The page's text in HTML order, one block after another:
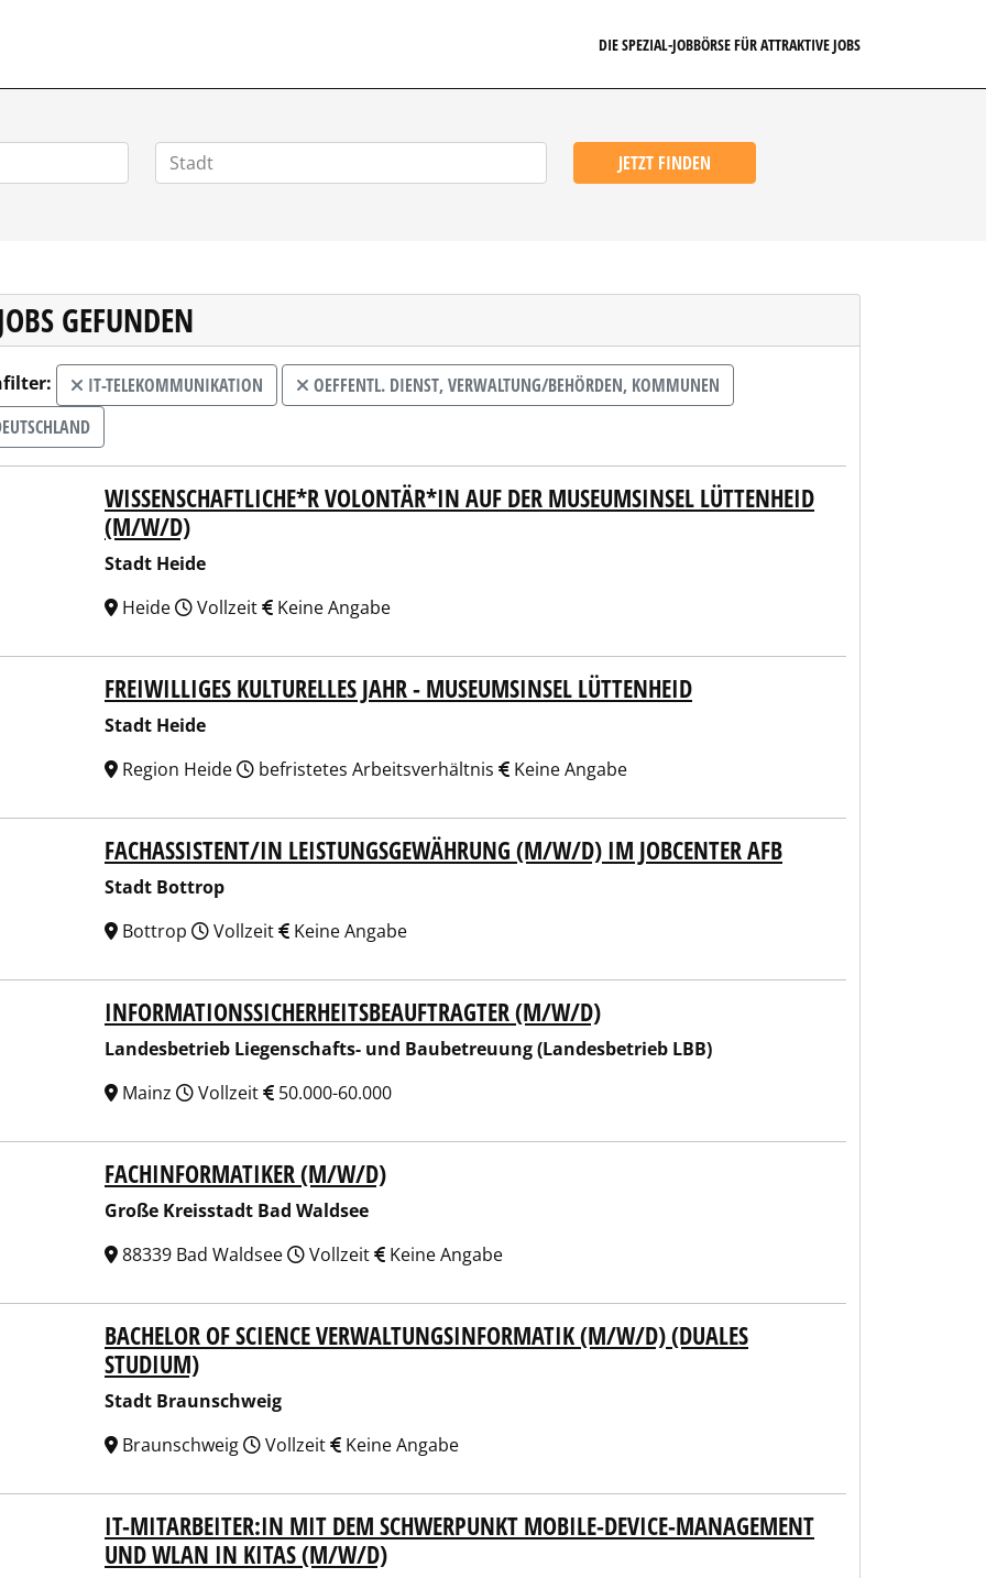
DIE SPEZIAL-JOBBÖRSE FÜR ATTRAKTIVE JOBS
JETZT FINDEN
GEFUNDEN
IT-TELEKOMMUNIKATION
OEFFENTL. DIENST, VERWALTUNG/BEHÖRDEN, KOMMUNEN
WISSENSCHAFTLICHE*R VOLONTÄR*IN AUF DER MUSEUMSINSEL LÜTTENHEID
(M/W/D)
Stadt Heide
Heide
Vollzeit Keine Angabe
FREIWILLIGES KULTURELLES JAHR - MUSEUMSINSEL LÜTTENHEID
Stadt Heide
Region Heide
befristetes Arbeitsverhältnis Keine Angabe
FACHASSISTENT/IN LEISTUNGSGEWÄHRUNG (M/W/D) IM JOBCENTER AFB
Stadt Bottrop
Bottrop
Vollzeit Keine Angabe
Liegenschafts- und Baubetreuung (Landesbetrieb LBB)
INFORMATIONSSICHERHEITSBEAUFTRAGTER (M/W/D)
Landesbetrieb Liegenschafts- und Baubetreuung (Landesbetrieb LBB)
Mainz
Vollzeit 50.000-60.000
Kreisstadt Bad Waldsee
FACHINFORMATIKER (M/W/D)
Große Kreisstadt Bad Waldsee
88339 Bad Waldsee
Vollzeit Keine Angabe
BraunschweigBACHELOR OF SCIENCE VERWALTUNGSINFORMATIK (M/W/D) (DUALES
STUDIUM)
Stadt Braunschweig
Braunschweig
Vollzeit Keine Angabe
BraunschweigIT-MITARBEITER:IN MIT DEM SCHWERPUNKT MOBILE-DEVICE-MANAGEMENT
UND WLAN IN KITAS (M/W/D)